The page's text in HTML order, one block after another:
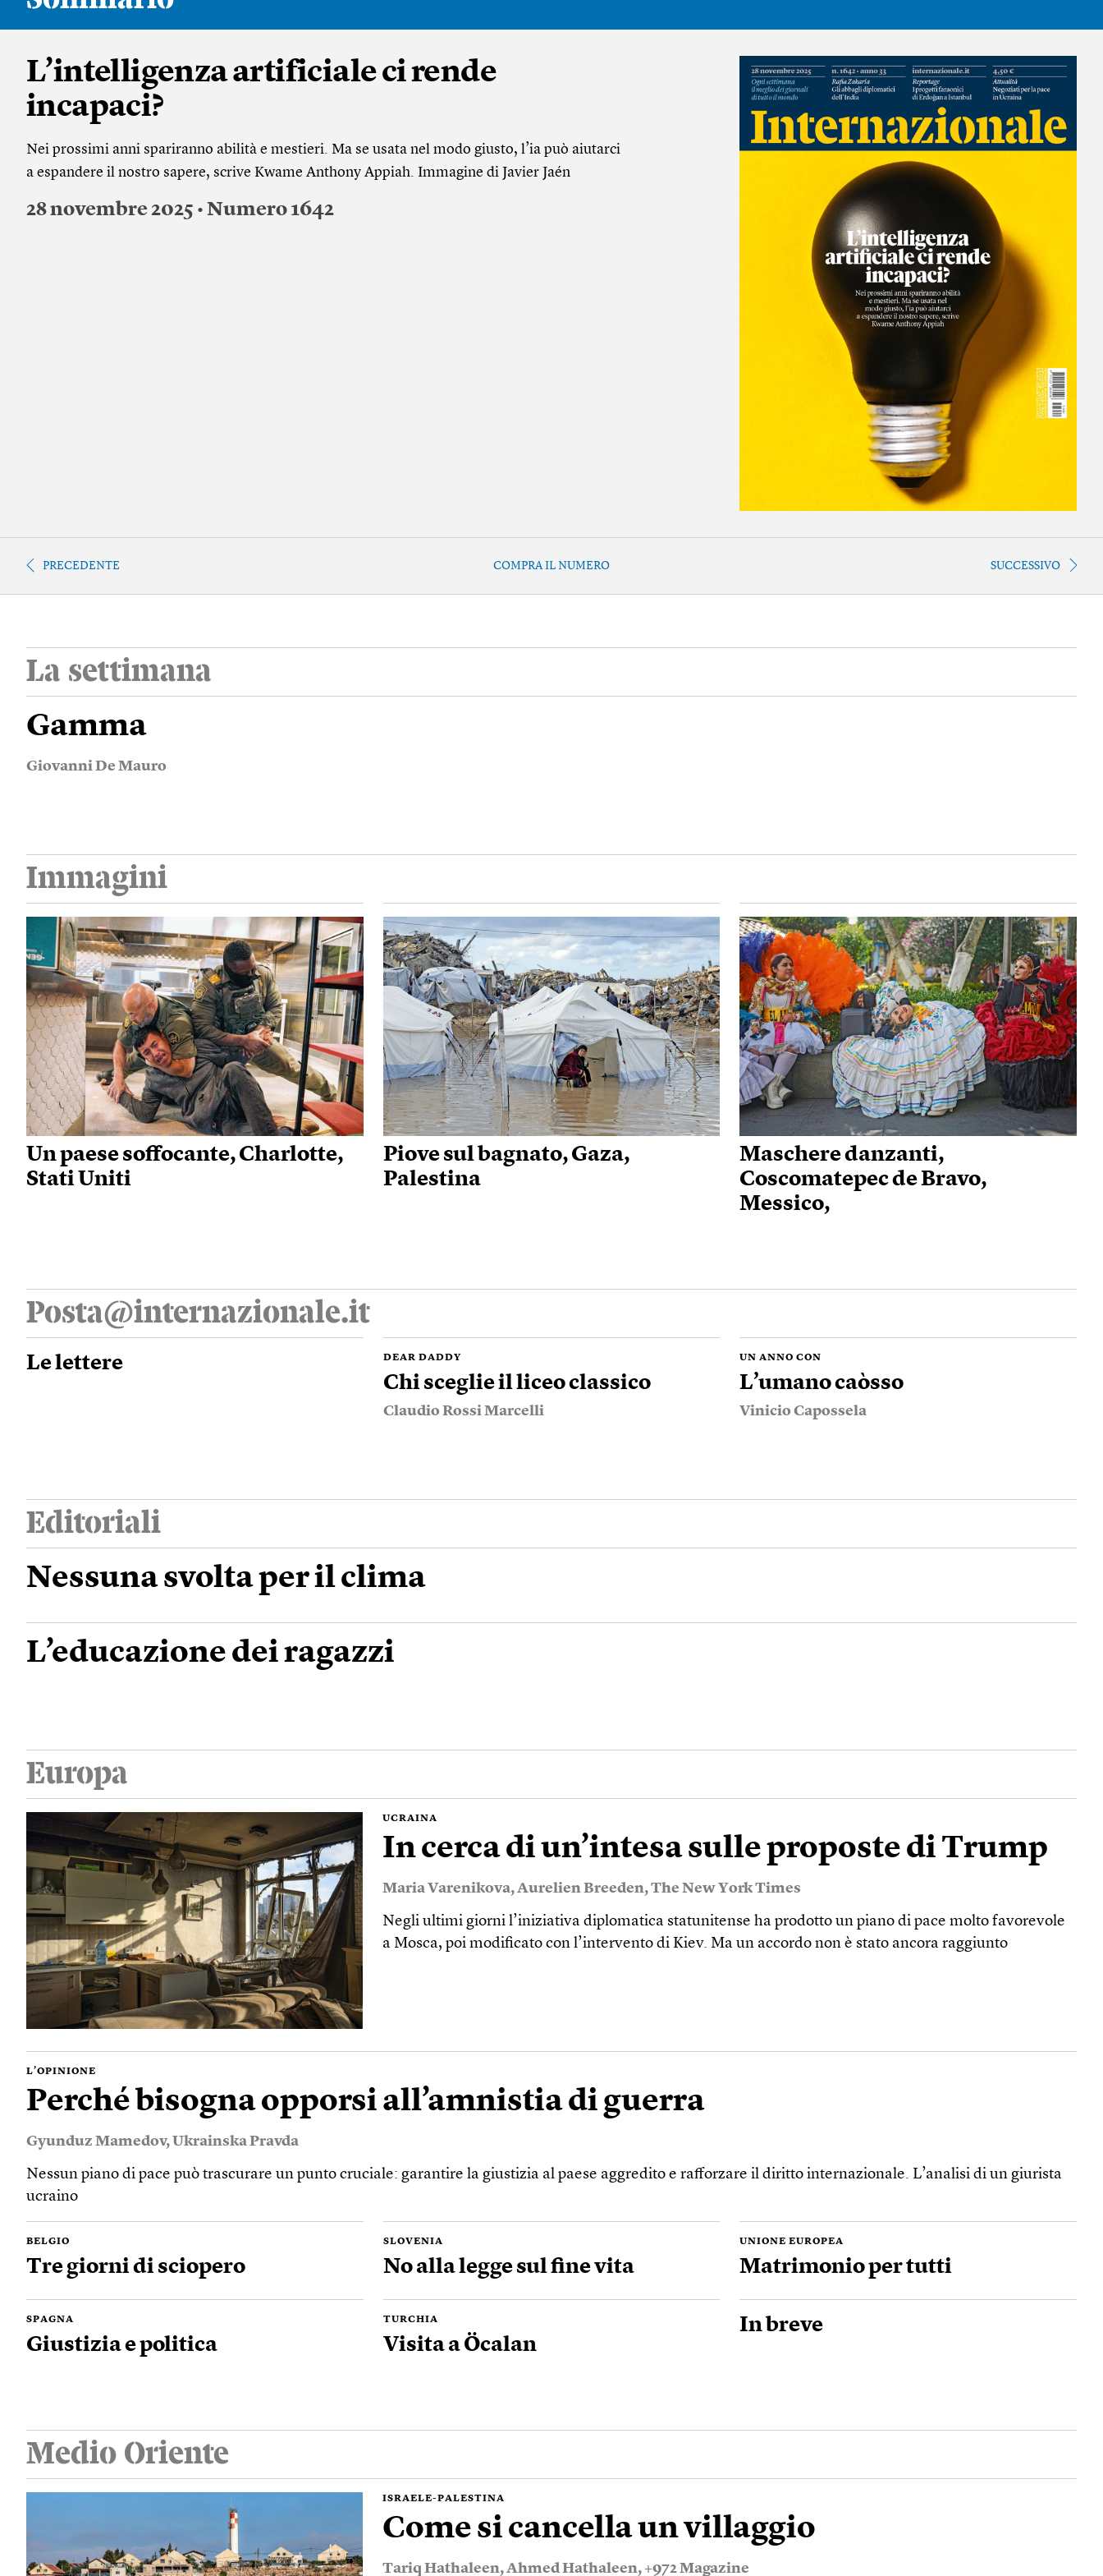
L’intelligenza artificiale ci rende
incapaci?
Nei prossimi anni spariranno abilità e mestieri. Ma se usata nel modo giusto, l’ia può aiutarci
a espandere il nostro sapere, scrive Kwame Anthony Appiah. Immagine di Javier Jaén
28 novembre 2025 • Numero 1642
PRECEDENTE COMPRA IL NUMERO SUCCESSIVO
La settimana
Gamma
Giovanni De Mauro
Immagini
Un paese soffocante, Charlotte,
Stati Uniti
Piove sul bagnato, Gaza,
Palestina
Maschere danzanti,
Coscomatepec de Bravo,
Messico,
Posta@internazionale.it
Le lettere DEAR DADDY
Chi sceglie il liceo classico
Claudio Rossi Marcelli
UN ANNO CON
L’umano caòsso
Vinicio Capossela
Editoriali
Nessuna svolta per il clima
L’educazione dei ragazzi
Europa
UCRAINA
In cerca di un’intesa sulle proposte di Trump
Maria Varenikova,Aurelien Breeden,The New York Times
Negli ultimi giorni l’iniziativa diplomatica statunitense ha prodotto un piano di pace molto favorevole
a Mosca, poi modificato con l’intervento di Kiev. Ma un accordo non è stato ancora raggiunto
L’OPINIONE
Perché bisogna opporsi all’amnistia di guerra
Gyunduz Mamedov,Ukrainska Pravda
Nessun piano di pace può trascurare un punto cruciale: garantire la giustizia al paese aggredito e rafforzare il diritto internazionale. L’analisi di un giurista
ucraino
BELGIO
Tre giorni di sciopero
SPAGNA
Giustizia e politica
SLOVENIA
No alla legge sul fine vita
TURCHIA
Visita a Öcalan
UNIONE EUROPEA
Matrimonio per tutti
In breve
Medio Oriente
ISRAELE-PALESTINA
Come si cancella un villaggio
Tariq Hathaleen,Ahmed Hathaleen,+972 Magazine